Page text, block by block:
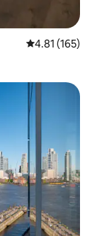
औसत रेटिंग 5 में से
4.81 (165)